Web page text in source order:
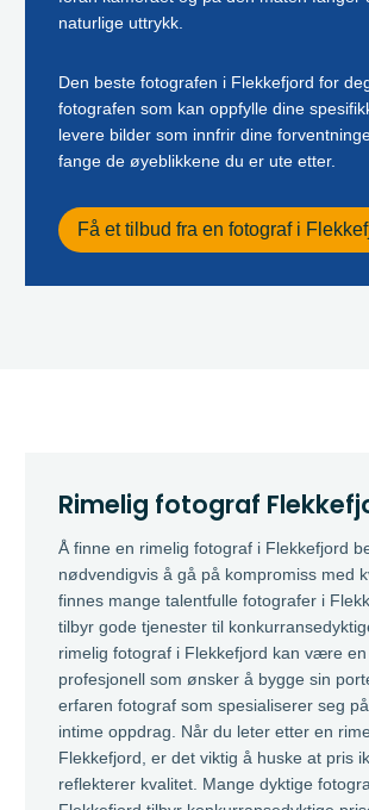
naturlige uttrykk.
Den beste fotografen i Flekkefjord for
fotografen som kan oppfylle dine
levere bilder som innfrir dine
fange de øyeblikkene du er ute etter.
Få et tilbud fra en fotograf i
Rimelig fotograf
Å finne en rimelig fotograf i Flekkefjord
nødvendigvis å gå på kompromiss med
finnes mange talentfulle fotografer i
tilbyr gode tjenester til
rimelig fotograf i Flekkefjord kan være
profesjonell som ønsker å bygge sin
erfaren fotograf som spesialiserer seg
intime oppdrag. Når du leter etter en
Flekkefjord, er det viktig å huske at pris
reflekterer kvalitet. Mange dyktige